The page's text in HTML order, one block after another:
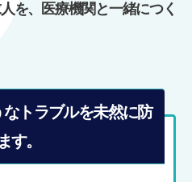
を、医療機関と一緒につく
トラブルを未然に防
す。